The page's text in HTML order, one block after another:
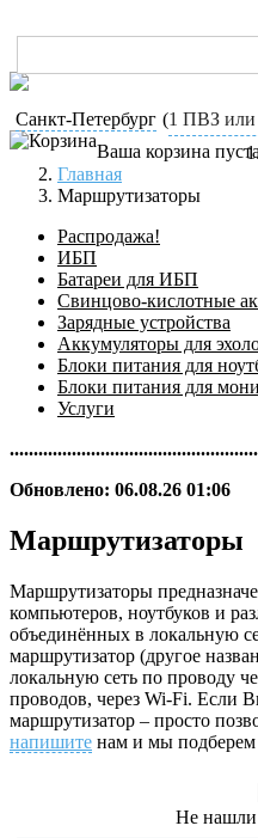
Санкт-Петербург (1 ПВЗ или
Ваша корзина
Главная
Маршрутизаторы
Распродажа!
ИБП
Батареи для ИБП
Свинцово-кислотные
Зарядные устройства
Аккумуляторы для
Блоки питания для
Блоки питания для
Услуги
Обновлено: 06.08.26 01:06
Маршрутизаторы
Маршрутизаторы
компьютеров, ноутбуков и
объединённых в локальную
маршрутизатор (другое
локальную сеть по проводу
проводов, через Wi-Fi. Если
маршрутизатор – просто
напишите нам и мы подберем
Не нашли